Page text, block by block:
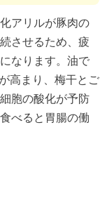
アリルが豚肉の
させるため、疲
なります。油で
高まり、梅干とご
胞の酸化が予防
べると胃腸の働